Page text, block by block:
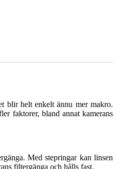
blir helt enkelt ännu mer makro.
faktorer, bland annat kamerans
Med stepringar kan linsen
filtergänga och hålls fast.